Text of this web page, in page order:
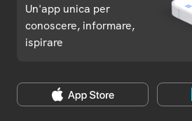
Un'app unica per
conoscere, informare,
ispirare